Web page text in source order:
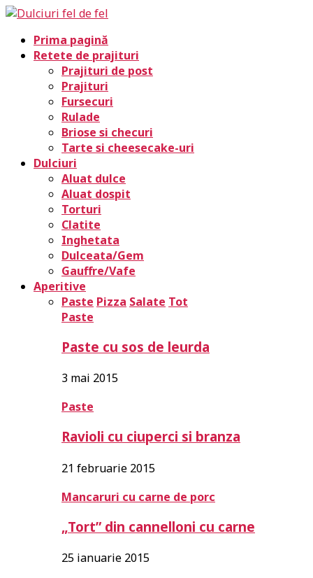
Prima pagină
Retete de prajituri
Prajituri de post
Prajituri
Fursecuri
Rulade
Briose si checuri
Tarte si cheesecake-uri
Dulciuri
Aluat dulce
Aluat dospit
Torturi
Clatite
Inghetata
Dulceata/Gem
Gauffre/Vafe
Aperitive
Paste Pizza Salate Tot
Paste
Paste cu sos de leurda
3 mai 2015
Paste
Ravioli cu ciuperci si branza
21 februarie 2015
Mancaruri cu carne de porc
„Tort” din cannelloni cu carne
25 ianuarie 2015